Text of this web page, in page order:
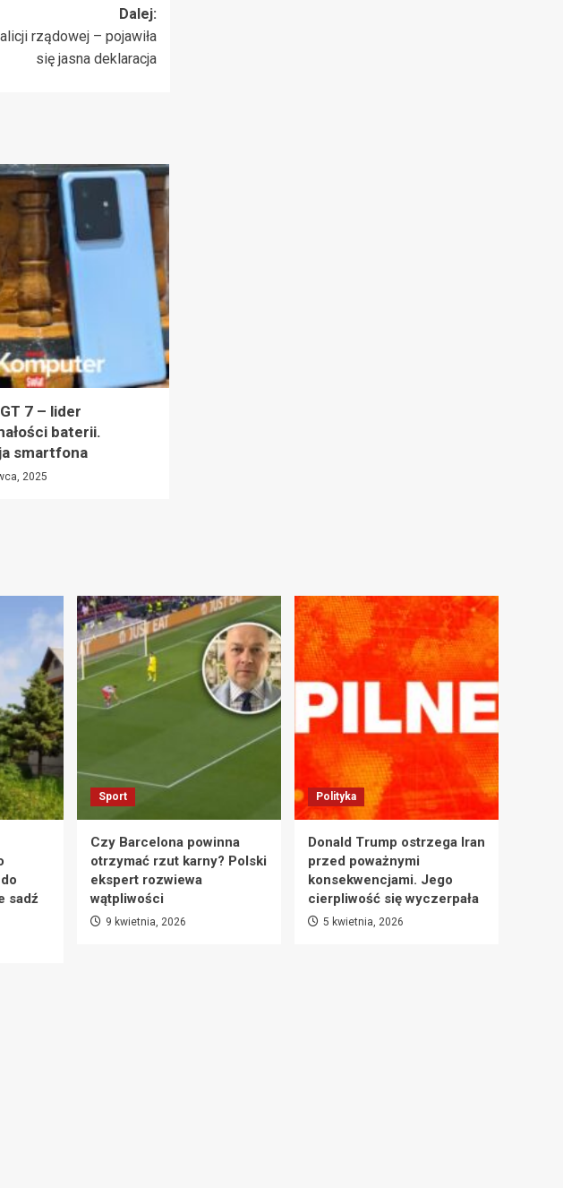
Dalej:
rządowej – pojawiła
się jasna deklaracja
7 – lider
baterii.
smartfona
2025
sadź
Sport
Czy Barcelona powinna
otrzymać rzut karny? Polski
ekspert rozwiewa
wątpliwości
9 kwietnia, 2026
Polityka
Donald Trump ostrzega Iran
przed poważnymi
konsekwencjami. Jego
cierpliwość się wyczerpała
5 kwietnia, 2026